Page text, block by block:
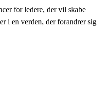
for ledere, der vil skabe
i en verden, der forandrer sig